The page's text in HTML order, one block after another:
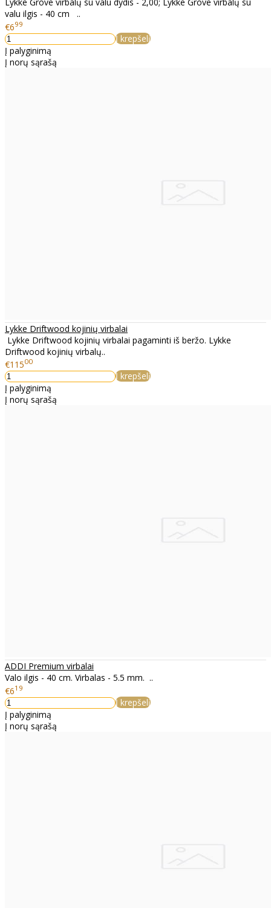
valu ilgis - 40 cm ..
€699
Į krepšelį
Į palyginimą
Į norų sąrašą
Lykke Driftwood kojinių virbalai
Lykke Driftwood kojinių virbalai pagaminti iš beržo. Lykke
Driftwood kojinių virbalų..
€11500
Į krepšelį
Į palyginimą
Į norų sąrašą
ADDI Premium virbalai
Valo ilgis - 40 cm. Virbalas - 5.5 mm. ..
€619
Į krepšelį
Į palyginimą
Į norų sąrašą